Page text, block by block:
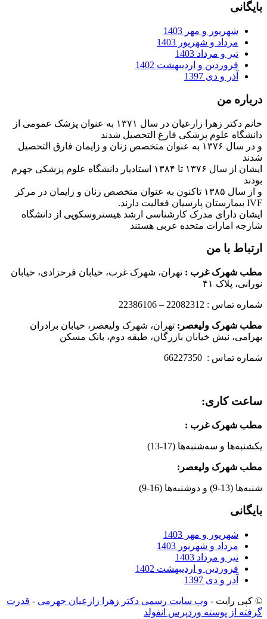
بایگانی
شهریور و مهر 1403
مرداد و شهریور 1403
تیر و مرداد 1403
فروردین و اردیبهشت 1402
آذر و دی 1397
درباره من
خانم دکتر زهرا زارعیان در سال ۱۳۷۱ به عنوان پزشک عمومی از
دانشگاه علوم پزشکی فارغ التحصیل شدند
و در سال ۱۳۷۶ به عنوان متخصص زنان و زایمان فارق التحصیل
شدند
ایشان از سال ۱۳۷۶ تا ۱۳۸۴ استادیار دانشگاه علوم پزشکی جهرم
بودند
و از سال ۱۳۸۵ تاکنون به عنوان متخصص زنان و زایمان در مرکز
IVF بیمارستان پارسیان فعالیت دارند.
ایشان دارای مدرک کارشناسی ارشد هیستروسکوپی از دانشگاه
شارجه امارات متحده عربی هستند
ارتباط با من
مطب شهرک غرب : تهران، شهرک غرب، خیابان فرحزادی، خیابان
نورانی، پلاک ۴۱
شماره تماس : 22082312 – 22386106
مطب شهرک ولیعصر: تهران، شهرک ولیعصر، خیابان برادران
بهرامی، نبش خیابان بازرگان، طبقه دوم، بانک مسکن
شماره تماس : 66227350
ساعت کاری:
مطب شهرک غرب :
یکشنبه‌ها و سه‌شنبه‌ها (17-13)
مطب شهرک ولیعصر:
شنبه‌ها (13-9) و دوشنبه‌ها (16-9)
بایگانی
شهریور و مهر 1403
مرداد و شهریور 1403
تیر و مرداد 1403
فروردین و اردیبهشت 1402
آذر و دی 1397
© کپی رایت - وب سایت رسمی دکتر زهرا زارعیان جهرمی - قدرت
گرفته از پوسته وردپرس انفولد